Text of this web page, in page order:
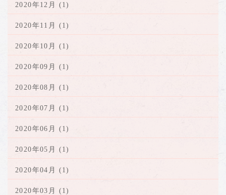
2020年12月 (1)
2020年11月 (1)
2020年10月 (1)
2020年09月 (1)
2020年08月 (1)
2020年07月 (1)
2020年06月 (1)
2020年05月 (1)
2020年04月 (1)
2020年03月 (1)